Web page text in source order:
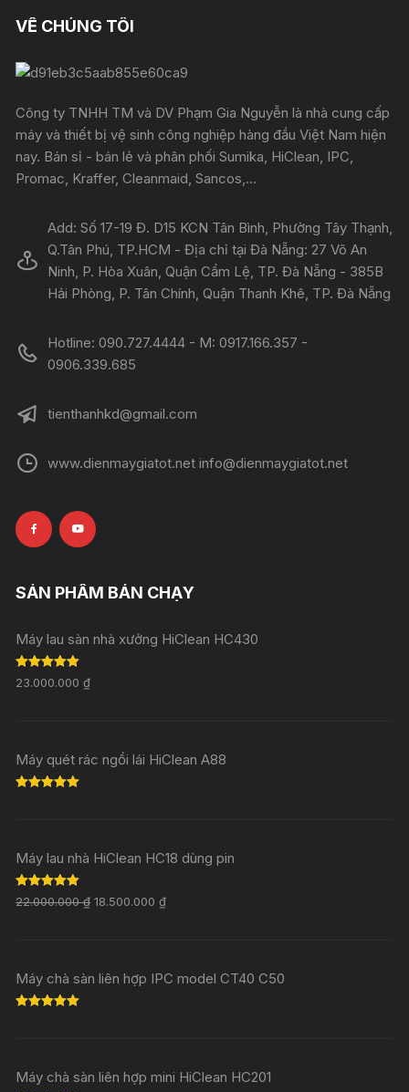
VỀ CHÚNG TÔI
Công ty TNHH TM và DV Phạm Gia Nguyễn là nhà cung cấp
máy và thiết bị vệ sinh công nghiệp hàng đầu Việt Nam hiện
nay. Bán sỉ - bán lẻ và phân phối Sumika, HiClean, IPC,
Promac, Kraffer, Cleanmaid, Sancos,...
Add: Số 17-19 Đ. D15 KCN Tân Bình, Phường Tây Thạnh,
Q.Tân Phú, TP.HCM - Địa chỉ tại Đà Nẵng: 27 Võ An
Ninh, P. Hòa Xuân, Quận Cẩm Lệ, TP. Đà Nẵng - 385B
Hải Phòng, P. Tân Chính, Quận Thanh Khê, TP. Đà Nẵng
Hotline: 090.727.4444 - M: 0917.166.357 -
0906.339.685
tienthanhkd@gmail.com
www.dienmaygiatot.net info@dienmaygiatot.net
SẢN PHẨM BÁN CHẠY
Máy lau sàn nhà xưởng HiClean HC430
Rated5.00
out of 5
23.000.000₫
Máy quét rác ngồi lái HiClean A88
Máy lau nhà HiClean HC18 dùng pin
Rated5.00
out of 5
22.000.000₫ 18.500.000₫
Máy chà sàn liên hợp IPC model CT40 C50
Máy chà sàn liên hợp mini HiClean HC201